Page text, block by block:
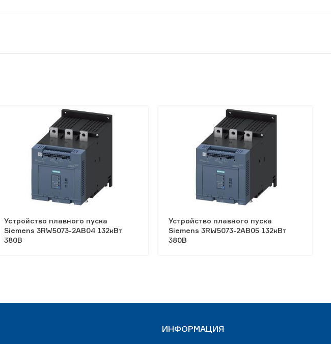
Устройство плавного пуска
Siemens 3RW5073-2AB04 132кВт
380В
Устройство плавного пуска
Siemens 3RW5073-2AB05 132кВт
380В
ИНФОРМАЦИЯ